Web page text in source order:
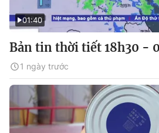
01:40
Bản tin thời tiết 18h30 -
1 ngày trước